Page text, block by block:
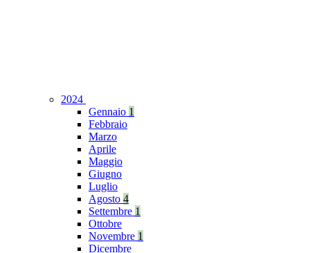
2024
Gennaio 1
Febbraio
Marzo
Aprile
Maggio
Giugno
Luglio
Agosto 4
Settembre 1
Ottobre
Novembre 1
Dicembre